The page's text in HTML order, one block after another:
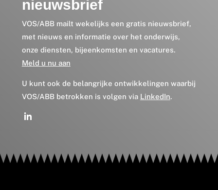
nieuwsbrief
VOS/ABB mailt wekelijks een gratis nieuwsbrief,
met nieuws en informatie over het onderwijs,
onze diensten, bijeenkomsten en vacatures.
Meld u nu aan
U kunt ook de belangrijke ontwikkelingen waarbij
VOS/ABB betrokken is volgen via LinkedIn.